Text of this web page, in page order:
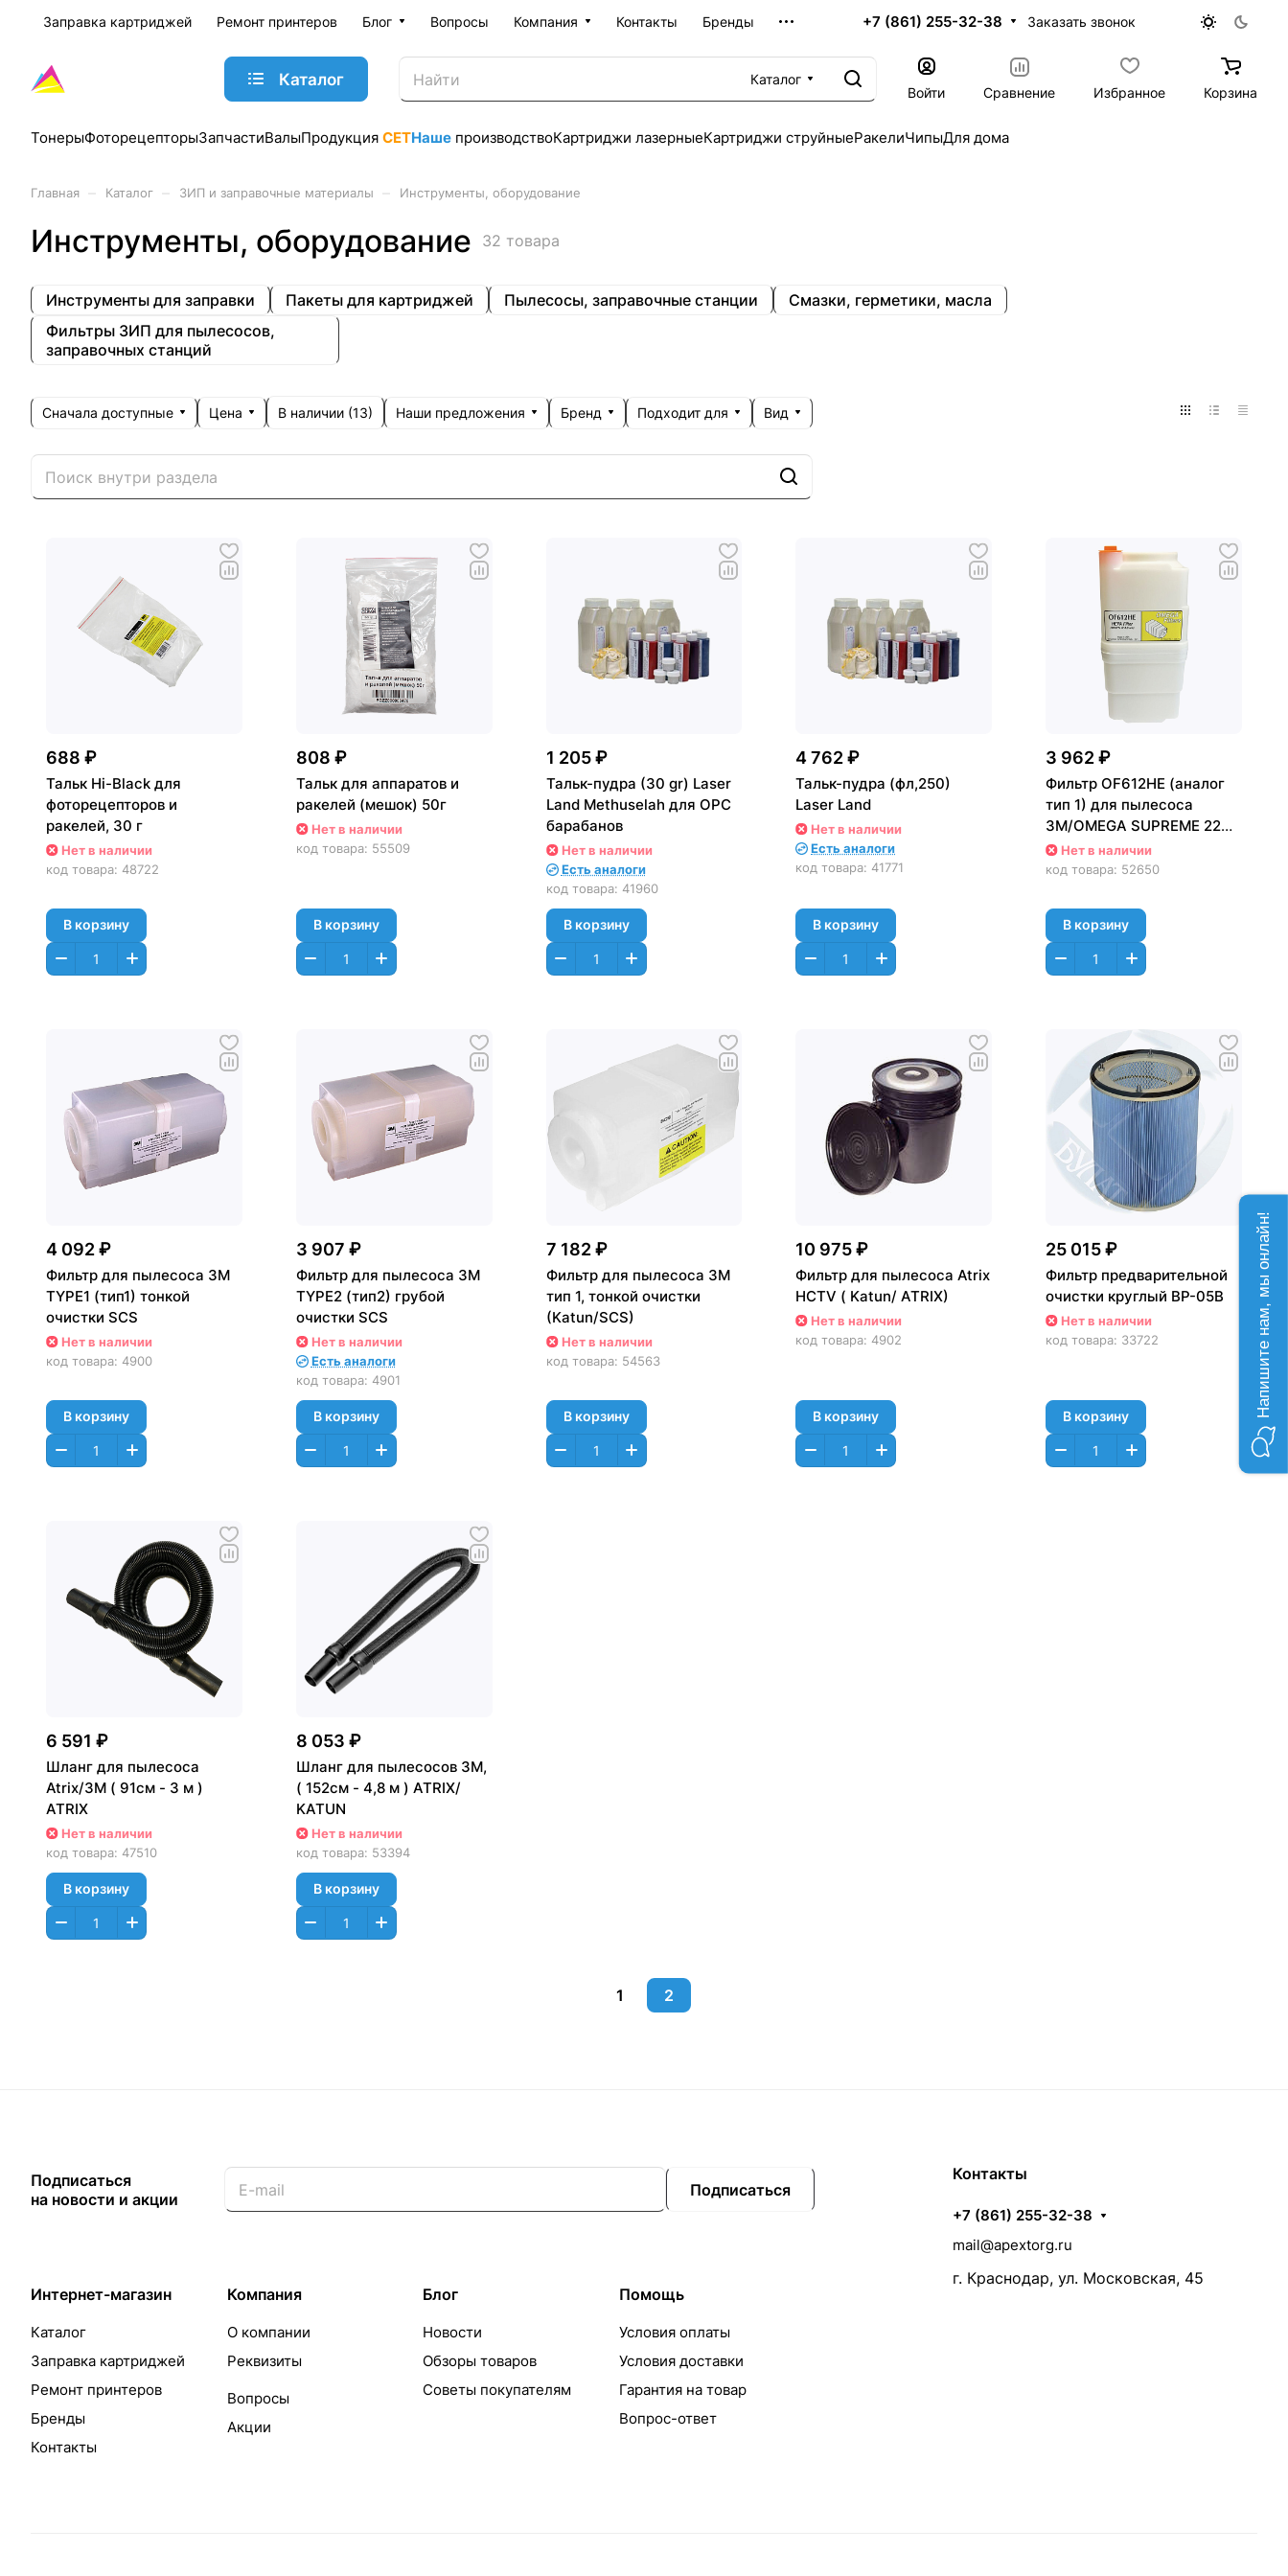
Заправка картриджей Ремонт принтеров Блог Вопросы Компания Контакты Бренды +7 (861) 255-32-38 Заказать звонок
Каталог
Каталог
Войти
Сравнение Избранное Корзина
ТонерыФоторецепторыЗапчастиВалыПродукция CETНаше производствоКартриджи лазерныеКартриджи струйныеРакелиЧипыДля дома
Главная Каталог ЗИП и заправочные материалы Инструменты, оборудование
Инструменты, оборудование 32 товара
Инструменты для заправки Пакеты для картриджей Пылесосы, заправочные станции
Смазки, герметики, масла
Фильтры ЗИП для пылесосов,
заправочных станций
Сначала доступные Цена В наличии (13) Наши предложения Бренд Подходит для Вид
688 ₽
Тальк Hi-Black для
фоторецепторов и
ракелей, 30 г
Нет в наличии
код товара: 48722
В корзину
808 ₽
Тальк для аппаратов и
ракелей (мешок) 50г
Нет в наличии
код товара: 55509
В корзину
1 205 ₽
Тальк-пудра (30 gr) Laser
Land Methuselah для OPC
барабанов
Нет в наличии
Есть аналоги
код товара: 41960
В корзину
4 762 ₽
Тальк-пудра (фл,250)
Laser Land
Нет в наличии
Есть аналоги
код товара:41771
В корзину
3 962 ₽
Фильтр OF612HE (аналог
тип 1) для пылесоса
3M/OMEGA SUPREME 220F
ATRIX
Нет в наличии
код товара: 52650
В корзину
4 092 ₽
Фильтр для пылесоса 3M
TYPE1 (тип1) тонкой
очистки SCS
Нет в наличии
код товара: 4900
В корзину
3 907 ₽
Фильтр для пылесоса 3M
TYPE2 (тип2) грубой
очистки SCS
Нет в наличии
Есть аналоги
код товара: 4901
В корзину
7 182 ₽
Фильтр для пылесоса 3М
тип 1, тонкой очистки
(Katun/SCS)
Нет в наличии
код товара: 54563
В корзину
10 975 ₽
Фильтр для пылесоса Atrix
HCTV ( Katun/ ATRIX)
Нет в наличии
код товара:4902
В корзину
25 015 ₽
Фильтр предварительной
очистки круглый BP-05B
Нет в наличии
код товара: 33722
В корзину
6 591 ₽
Шланг для пылесоса
Atrix/3M ( 91см - 3 м )
ATRIX
Нет в наличии
код товара: 47510
В корзину
8 053 ₽
Шланг для пылесосов 3M,
( 152см - 4,8 м ) ATRIX/
KATUN
Нет в наличии
код товара: 53394
В корзину
1 2
Подписаться
на новости и акции
Подписаться
Интернет-магазин
Каталог
Заправка картриджей
Ремонт принтеров
Бренды
Контакты
Компания
О компании
Реквизиты
Вопросы
Акции
Блог
Новости
Обзоры товаров
Советы покупателям
Помощь
Условия оплаты
Условия доставки
Гарантия на товар
Вопрос-ответ
Контакты
+7 (861) 255-32-38
mail@apextorg.ru
г. Краснодар, ул. Московская, 45
Напишите нам, мы онлайн!